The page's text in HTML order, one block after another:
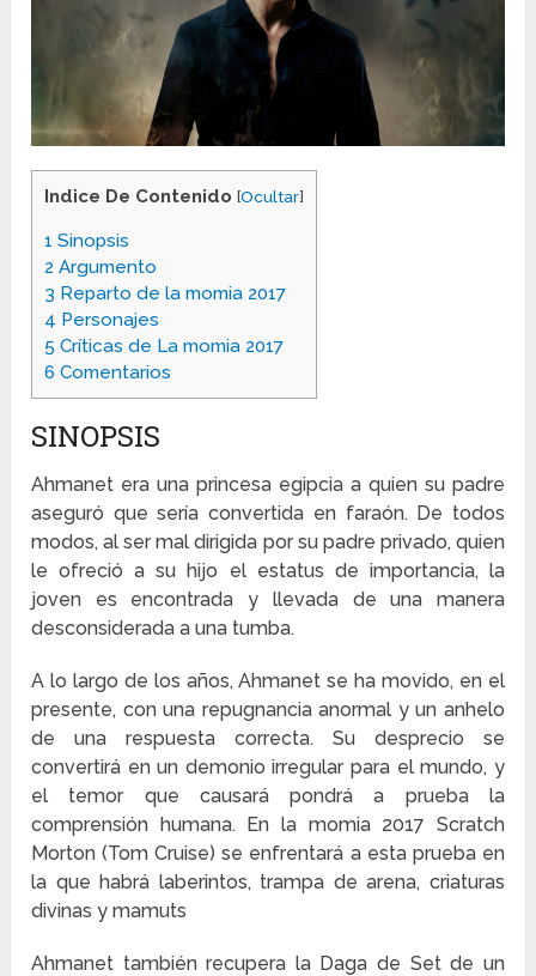
Indice De Contenido [Ocultar]
1 Sinopsis
2 Argumento
3 Reparto de la momia 2017
4 Personajes
5 Críticas de La momia 2017
6 Comentarios
SINOPSIS
Ahmanet era una princesa egipcia a quien su padre
aseguró que sería convertida en faraón. De todos
modos, al ser mal dirigida por su padre privado, quien
le ofreció a su hijo el estatus de importancia, la
joven es encontrada y llevada de una manera
desconsiderada a una tumba.
A lo largo de los años, Ahmanet se ha movido, en el
presente, con una repugnancia anormal y un anhelo
de una respuesta correcta. Su desprecio se
convertirá en un demonio irregular para el mundo, y
el temor que causará pondrá a prueba la
comprensión humana. En la momia 2017 Scratch
Morton (Tom Cruise) se enfrentará a esta prueba en
la que habrá laberintos, trampa de arena, criaturas
divinas y mamuts
Ahmanet también recupera la Daga de Set de un